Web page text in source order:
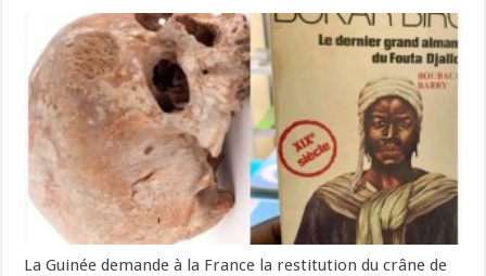
La Guinée demande à la France la restitution du crâne de